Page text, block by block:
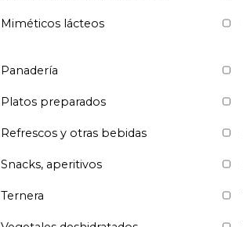
Miméticos lácteos
Panadería
Platos preparados
Refrescos y otras bebidas
Snacks, aperitivos
Ternera